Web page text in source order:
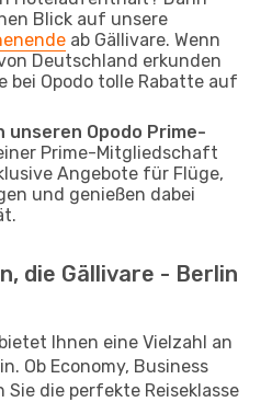
Blick auf unsere
ab Gällivare. Wenn
Deutschland erkunden
bei Opodo tolle Rabatte auf
unseren Opodo Prime-
Prime-Mitgliedschaft
Angebote für Flüge,
und genießen dabei
die Gällivare - Berlin
Ihnen eine Vielzahl an
Ob Economy, Business
Sie die perfekte Reiseklasse